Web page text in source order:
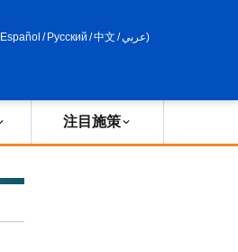
Español / Русский /中文 /عربي)
注目施策